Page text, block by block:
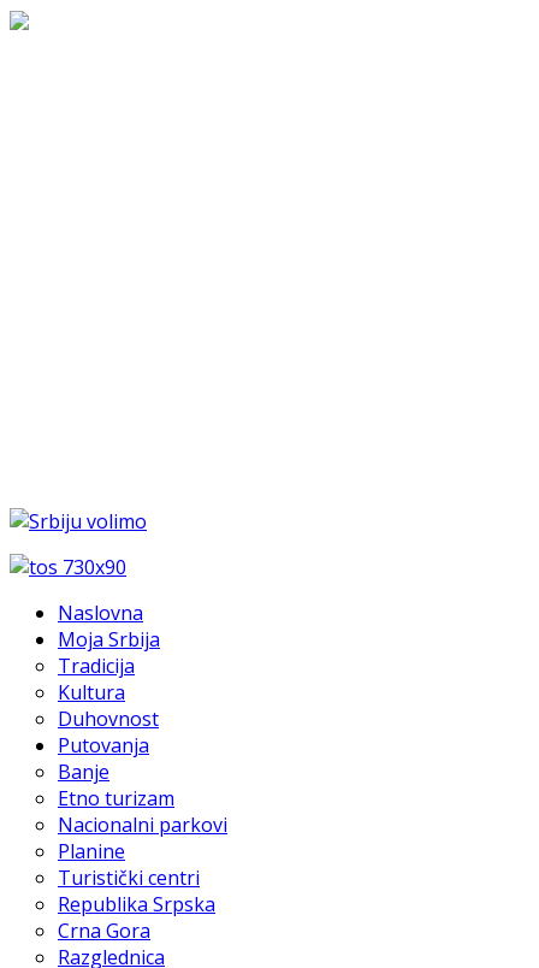
Naslovna
Moja Srbija
Tradicija
Kultura
Duhovnost
Putovanja
Banje
Etno turizam
Nacionalni parkovi
Planine
Turistički centri
Republika Srpska
Crna Gora
Razglednica